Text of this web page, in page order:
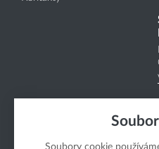
Soubory cookie